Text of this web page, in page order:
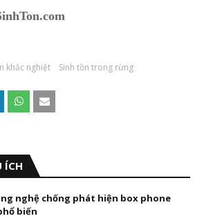
khắc nghiệt Sinh tồn trong rừng
ÍCH
nghệ chống phát hiện box phone
biến